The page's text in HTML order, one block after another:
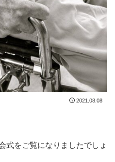
2021.08.08
式をご覧になりましたでしょ